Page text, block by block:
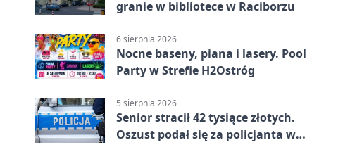
granie w bibliotece w Raciborzu
6 sierpnia 2026
Nocne baseny, piana i lasery. Pool
Party w Strefie H2Ostróg
5 sierpnia 2026
Senior stracił 42 tysiące złotych.
Oszust podał się za policjanta w